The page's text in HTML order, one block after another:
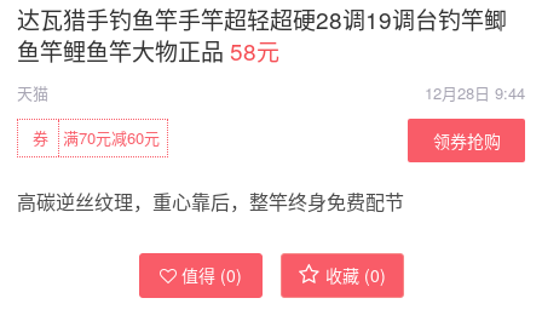
达瓦猎手钓鱼竿手竿超轻超硬28调19调台钓竿鲫
鱼竿鲤鱼竿大物正品 58元
天猫
12月28日 9:44
满70元减60元
券 领券抢购
高碳逆丝纹理，重心靠后，整竿终身免费配节
值得 (0) 收藏 (0)